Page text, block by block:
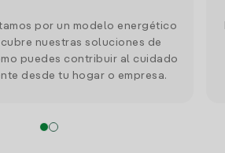
por un modelo energético
nuestras soluciones de
puedes contribuir al cuidado
desde tu hogar o empresa.